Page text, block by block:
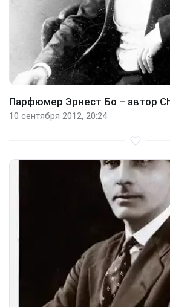
Парфюмер Эрнест Бо – автор
10 сентября 2012, 20:24